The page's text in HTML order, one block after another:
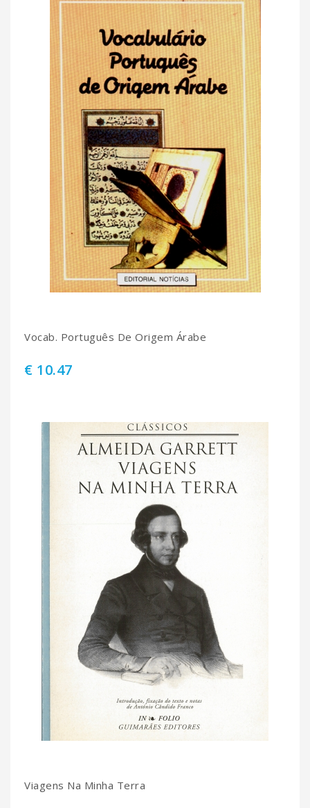
Vocab. Português De Origem Árabe
€ 10.47
Viagens Na Minha Terra